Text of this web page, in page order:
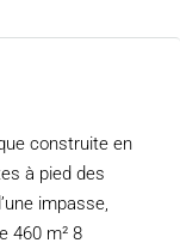
construite en
à pied des
impasse,
460 m² 8